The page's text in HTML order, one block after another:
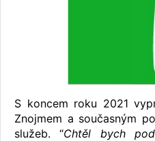
S koncem roku 2021
Znojmem a současným
služeb. “Chtěl bych